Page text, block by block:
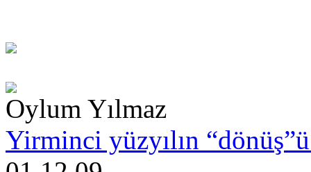
Oylum Yılmaz
Yirminci yüzyılın